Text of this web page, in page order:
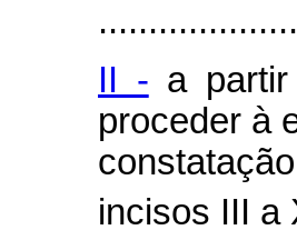
II - a
proceder à
incisos III a